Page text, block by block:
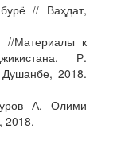
// Ваҳдат,
//Материалы к
Р.
2018.
А. Олими
2018.